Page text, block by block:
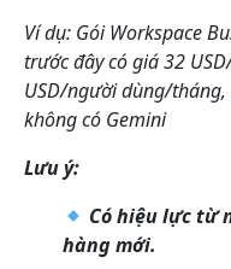
Ví dụ: Gói Workspace
trước đây có giá 32
USD/người dùng/
không có Gemini
Lưu ý:
Có hiệu lực từ
hàng mới.